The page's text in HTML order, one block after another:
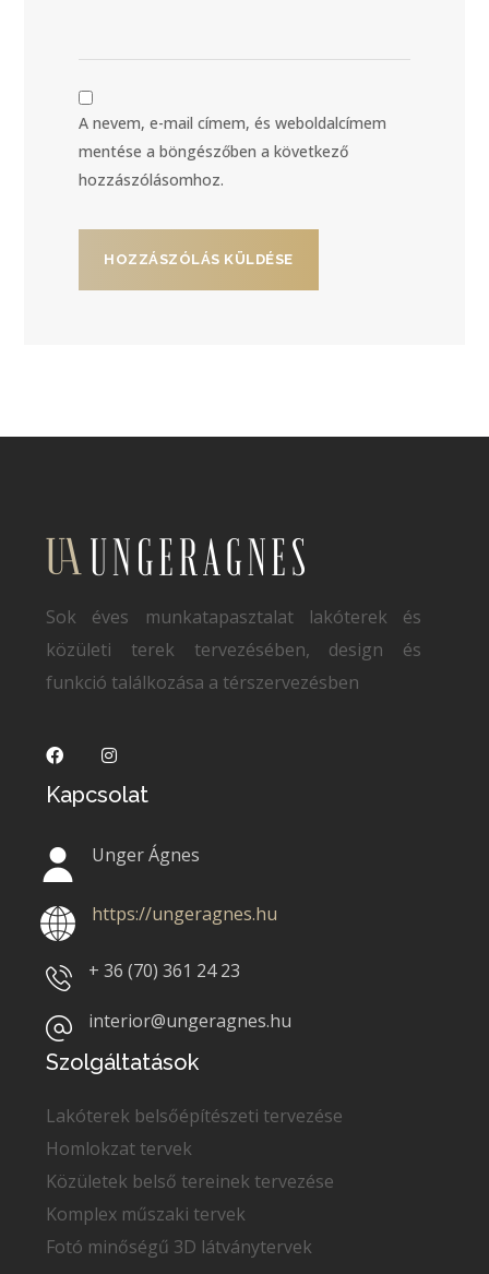
A nevem, e-mail címem, és weboldalcímem
mentése a böngészőben a következő
hozzászólásomhoz.
Sok éves munkatapasztalat lakóterek és
közületi terek tervezésében, design és
funkció találkozása a térszervezésben
Kapcsolat
Unger Ágnes
https://ungeragnes.hu
+ 36 (70)361 24 23
interior@ungeragnes.hu
Szolgáltatások
Lakóterek belsőépítészeti tervezése
Homlokzat tervek
Közületek belső tereinek tervezése
Komplex műszaki tervek
Fotó minőségű 3D látványtervek